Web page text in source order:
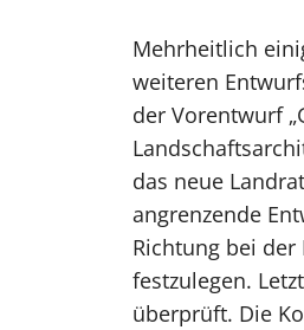
Mehrheitlich
weiteren
der Vorentwurf
das neue
angrenzende
Richtung bei
festzulegen.
überprüft. Die